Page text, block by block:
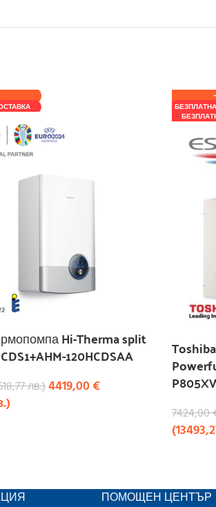
Hi-Therma split
120HCDSAA
лв.)4419,00€
) 7424,00
(
ПОМОЩЕН ЦЕНТЪР